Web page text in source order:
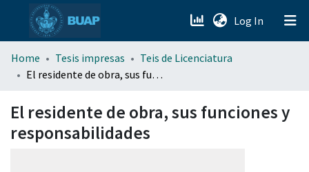
Log In (current)
menu.section.about_menu
Home Tesis impresas
Teis de Licenciatura
El residente de obra, sus funciones y responsabilidades
El residente de obra, sus funciones y
responsabilidades